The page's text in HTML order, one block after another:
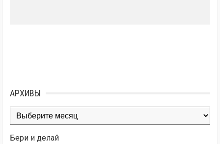
АРХИВЫ
Архивы
Бери и делай